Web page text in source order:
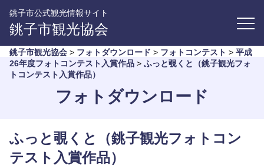
銚子市公式観光情報サイト
銚子市観光協会
銚子市観光協会 > フォトダウンロード > フォトコンテスト > 平成
26年度フォトコンテスト入賞作品 > ふっと覗くと（銚子観光フォ
トコンテスト入賞作品）
フォトダウンロード
ふっと覗くと（銚子観光フォトコン
テスト入賞作品）